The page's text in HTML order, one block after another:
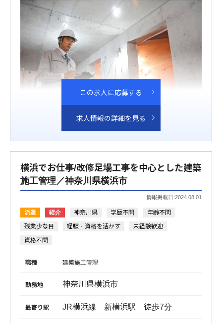
この求人に応募する
求人情報の詳細を見る
横浜でお仕事/改修足場工事を中心とした建築
施工管理／神奈川県横浜市
情報掲載日:2024.08.01
派遣 紹介 神奈川県 学歴不問
年齢不問
残業少な目
経験・資格を活かす
未経験歓迎
資格不問
職種 建築施工管理
勤務地 神奈川県横浜市
最寄り駅 JR横浜線 新横浜駅 徒歩7分